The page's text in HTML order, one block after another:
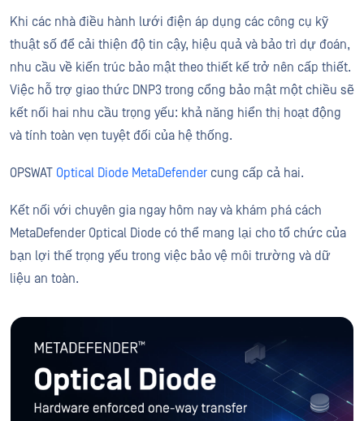
Khi các nhà điều hành lưới điện áp dụng các công cụ kỹ
thuật số để cải thiện độ tin cậy, hiệu quả và bảo trì dự đoán,
nhu cầu về kiến trúc bảo mật theo thiết kế trở nên cấp thiết.
Việc hỗ trợ giao thức DNP3 trong cổng bảo mật một chiều sẽ
kết nối hai nhu cầu trọng yếu: khả năng hiển thị hoạt động
và tính toàn vẹn tuyệt đối của hệ thống.
OPSWAT Optical Diode MetaDefender cung cấp cả hai.
Kết nối với chuyên gia ngay hôm nay và khám phá cách
MetaDefender Optical Diode có thể mang lại cho tổ chức của
bạn lợi thế trọng yếu trong việc bảo vệ môi trường và dữ
liệu an toàn.
MetaDefender Optical Diode